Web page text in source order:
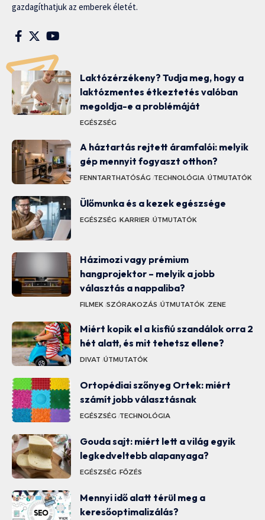
gazdagíthatjuk az emberek életét.
Laktózérzékeny? Tudja meg, hogy a
laktózmentes étkeztetés valóban
megoldja-e a problémáját
EGÉSZSÉG
A háztartás rejtett áramfalói: melyik
gép mennyit fogyaszt otthon?
FENNTARTHATÓSÁG TECHNOLÓGIA ÚTMUTATÓK
Ülőmunka és a kezek egészsége
EGÉSZSÉG KARRIER ÚTMUTATÓK
Házimozi vagy prémium
hangprojektor – melyik a jobb
választás a nappaliba?
FILMEK SZÓRAKOZÁS ÚTMUTATÓK ZENE
Miért kopik el a kisfiú szandálok orra 2
hét alatt, és mit tehetsz ellene?
DIVAT ÚTMUTATÓK
Ortopédiai szőnyeg Ortek: miért
számít jobb választásnak
EGÉSZSÉG TECHNOLÓGIA
Gouda sajt: miért lett a világ egyik
legkedveltebb alapanyaga?
EGÉSZSÉG FŐZÉS
Mennyi idő alatt térül meg a
keresőoptimalizálás?